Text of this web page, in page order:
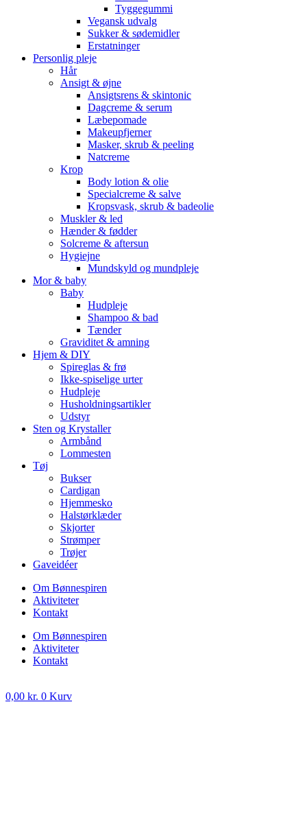
Tyggegummi
Vegansk udvalg
Sukker & sødemidler
Erstatninger
Personlig pleje
Hår
Ansigt & øjne
Ansigtsrens & skintonic
Dagcreme & serum
Læbepomade
Makeupfjerner
Masker, skrub & peeling
Natcreme
Krop
Body lotion & olie
Specialcreme & salve
Kropsvask, skrub & badeolie
Muskler & led
Hænder & fødder
Solcreme & aftersun
Hygiejne
Mundskyld og mundpleje
Mor & baby
Baby
Hudpleje
Shampoo & bad
Tænder
Graviditet & amning
Hjem & DIY
Spireglas & frø
Ikke-spiselige urter
Hudpleje
Husholdningsartikler
Udstyr
Sten og Krystaller
Armbånd
Lommesten
Tøj
Bukser
Cardigan
Hjemmesko
Halstørklæder
Skjorter
Strømper
Trøjer
Gaveidéer
Om Bønnespiren
Aktiviteter
Kontakt
Om Bønnespiren
Aktiviteter
Kontakt
0,00 kr. 0 Kurv